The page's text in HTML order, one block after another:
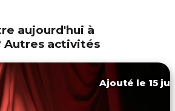
aujourd'hui à
Autres activités
Ajouté le 15